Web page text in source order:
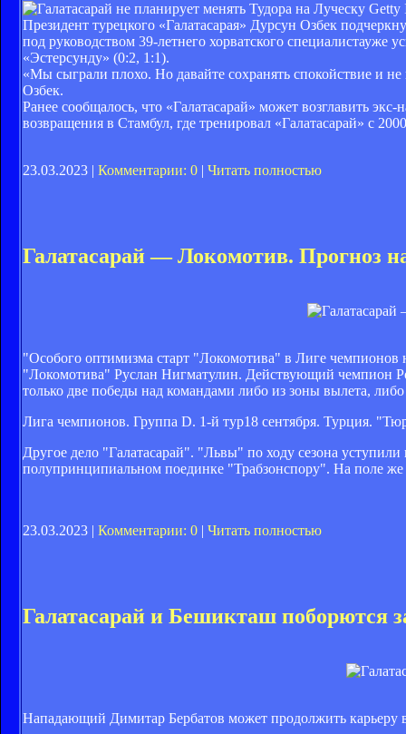
Getty
Президент турецкого «Галатасарая» Дурсун Озбек
под руководством 39-летнего хорватского
«Эстерсунду» (0:2, 1:1).
«Мы сыграли плохо. Но давайте сохранять спокойствие и
Озбек.
Ранее сообщалось, что «Галатасарай» может возглавить
возвращения в Стамбул, где тренировал «Галатасарай» с
23.03.2023 | Комментарии: 0 | Читать полностью
Галатасарай — Локомотив. Прогноз
"Особого оптимизма старт "Локомотива" в Лиге
"Локомотива" Руслан Нигматулин. Действующий чемпион
только две победы над командами либо из зоны вылета, либо
Лига чемпионов. Группа D. 1-й тур18 сентября. Турция.
Другое дело "Галатасарай". "Львы" по ходу сезона
полупринципиальном поединке "Трабзонспору". На поле же
23.03.2023 | Комментарии: 0 | Читать полностью
Галатасарай и Бешикташ поборются
Нападающий Димитар Бербатов может продолжить карьеру